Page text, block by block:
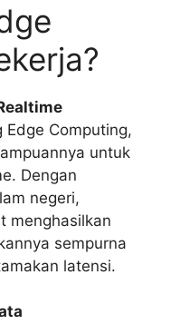
Computing,
untuk
Dengan
negeri,
menghasilkan
sempurna
latensi.